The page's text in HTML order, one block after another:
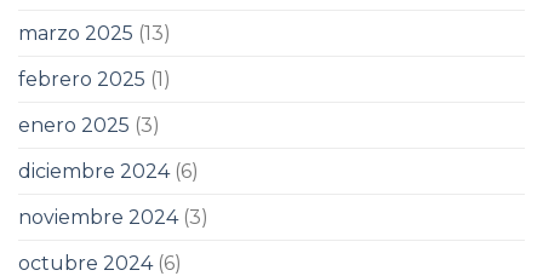
marzo 2025 (13)
febrero 2025 (1)
enero 2025 (3)
diciembre 2024(6)
noviembre 2024(3)
octubre 2024(6)